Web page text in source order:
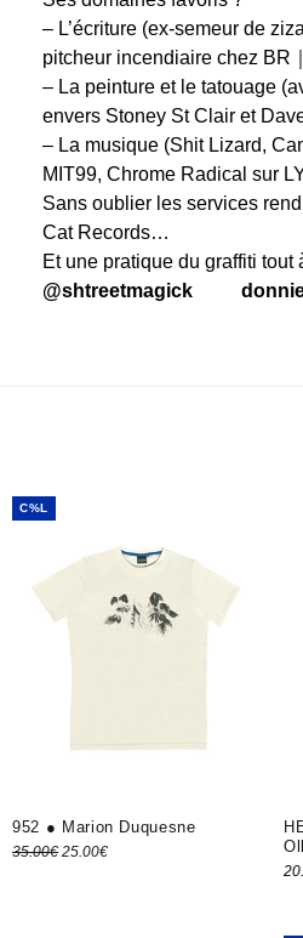
– L’écriture (ex-semeur de
pitcheur incendiaire chez BR
– La peinture et le tatouage
envers Stoney St Clair et
– La musique (Shit Lizard,
MIT99, Chrome Radical sur
Sans oublier les services
Cat Records…
Et une pratique du graffiti tout
@shtreetmagick
C%L
952 ● Marion Duquesne
35.00€ Le prix
25.00€Le prix